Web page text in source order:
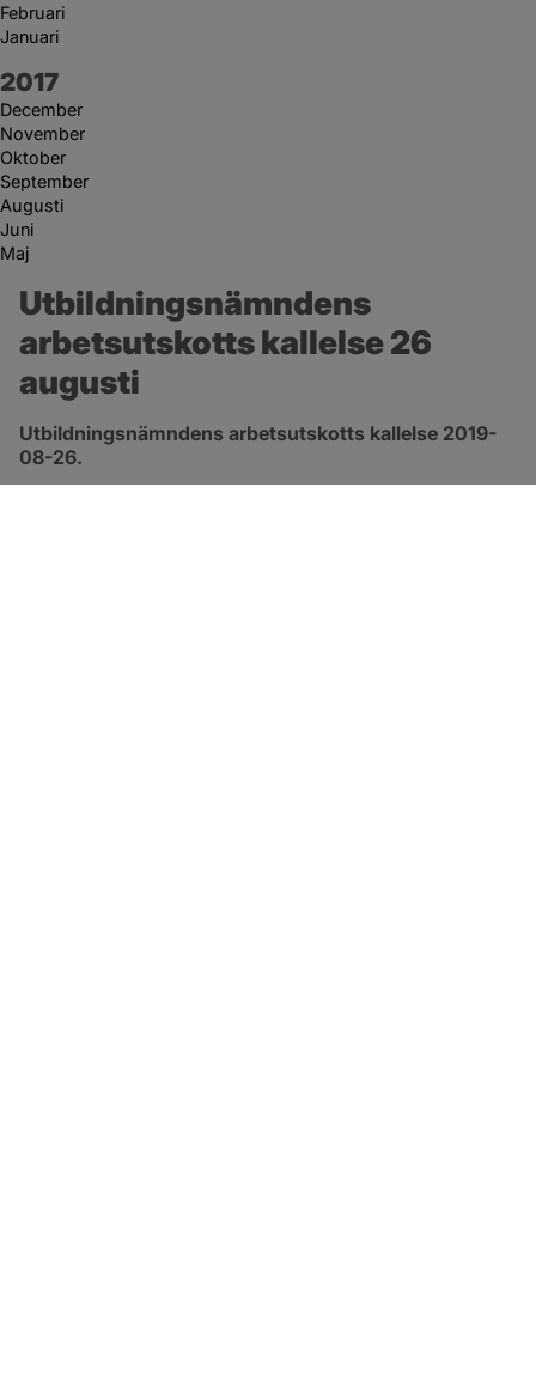
Februari
Januari
År:
2017
December
November
Oktober
September
Augusti
Juni
Maj
Utbildningsnämndens
arbetsutskotts kallelse 26
augusti
Utbildningsnämndens arbetsutskotts kallelse 2019-
08-26.